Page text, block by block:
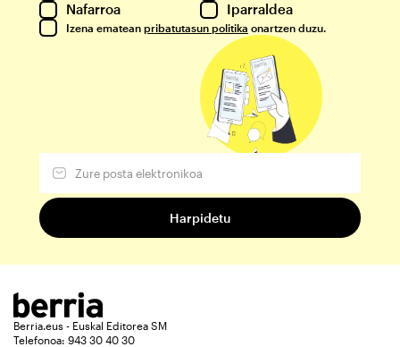
Nafarroa
Iparraldea
Izena ematean pribatutasun politika onartzen duzu.
Berria.eus - Euskal Editorea SM
Telefonoa: 943 30 40 30